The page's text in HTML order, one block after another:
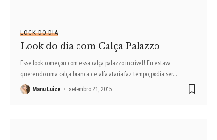
LOOK DO DIA
Look do dia com Calça Palazzo
Esse look começou com essa calça palazzo incrível! Eu estava
querendo uma calça branca de alfaiataria faz tempo, podia ser…
Manu Luize setembro 21, 2015